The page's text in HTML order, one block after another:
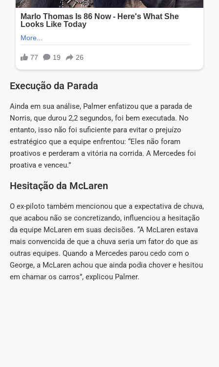
Execução da Parada
Ainda em sua análise, Palmer enfatizou que a parada de
Norris, que durou 2,2 segundos, foi bem executada. No
entanto, isso não foi suficiente para evitar o prejuízo
estratégico que a equipe enfrentou: “Eles não foram
proativos e perderam a vitória na corrida. A Mercedes foi
proativa e venceu.”
Hesitação da McLaren
O ex-piloto também mencionou que a expectativa de chuva,
que acabou não se concretizando, influenciou a hesitação
da equipe McLaren em suas decisões. “A McLaren estava
mais convencida de que a chuva seria um fator do que as
outras equipes. Quando a Mercedes parou cedo com o
George, a McLaren achou que ainda podia chover e hesitou
em chamar os carros”, explicou Palmer.